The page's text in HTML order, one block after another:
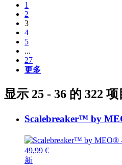
1
2
3
4
5
...
27
更多
显示 25 - 36 的 322 项
Scalebreaker™ by
49,99 €
新